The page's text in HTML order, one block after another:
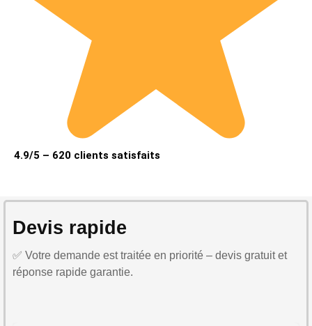
4.9/5 – 620 clients satisfaits
Devis rapide
✅ Votre demande est traitée en priorité – devis gratuit et
réponse rapide garantie.